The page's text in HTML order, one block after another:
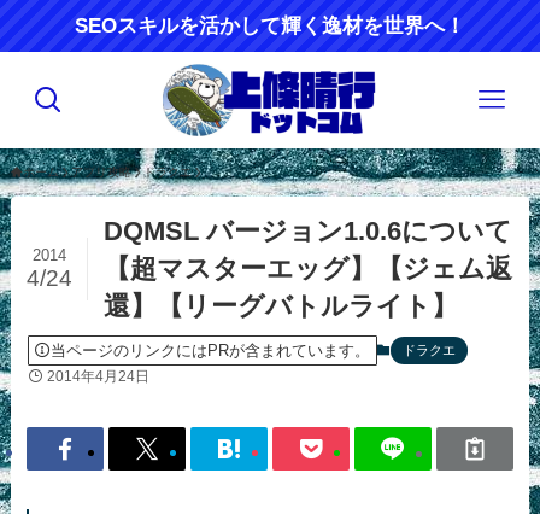
SEOスキルを活かして輝く逸材を世界へ！
ホーム アプリ攻略 ドラクエ
DQMSL バージョン1.0.6について
【超マスターエッグ】【ジェム返
還】【リーグバトルライト】
2014
4/24
当ページのリンクにはPRが含まれています。 ドラクエ
2014年4月24日